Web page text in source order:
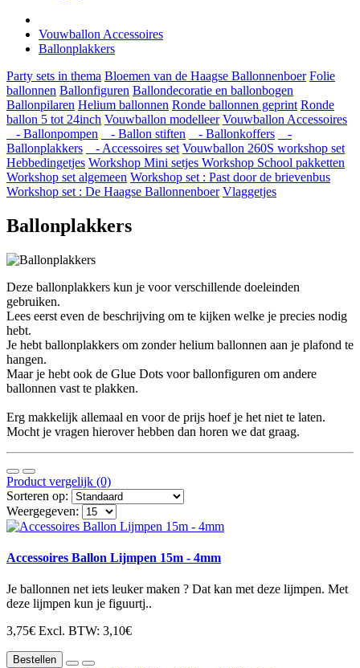
Vouwballon Accessoires
Ballonplakkers
Party sets in thema Bloemen van de Haagse Ballonnenboer Folie
ballonnen Ballonfiguren Ballondecoratie en ballonbogen
Ballonpilaren Helium ballonnen Ronde ballonnen geprint Ronde
ballon 5 tot 24inch Vouwballon modelleer Vouwballon Accessoires
- Ballonpompen
- Ballon stiften - Ballonkoffers
-
Ballonplakkers
- Accessoires set Vouwballon 260S workshop set
Hebbedingetjes Workshop Mini setjes Workshop School pakketten
Workshop set algemeen Workshop set : Past door de brievenbus
Workshop set : De Haagse Ballonnenboer Vlaggetjes
Ballonplakkers
Deze ballonplakkers kun je voor verschillende doeleinden
gebruiken.
Lees eerst even de beschrijving om te kijken welke je precies nodig
hebt.
Je hebt ballonplakkers om zonder helium ballonnen aan je plafond te
hangen.
Maar je hebt ook de Glue Dots voor ballonfiguren om andere
ballonnen vast te plakken.
Erg makkelijk allemaal en voor de prijs hoef je het niet te laten.
Mocht je vragen hierover hebben dan horen we dat graag.
Product vergelijk (0)
Sorteren op:
Weergegeven:
Accessoires Ballon Lijmpen 15m - 4mm
Je ballonnen net iets leuker maken ? Dat kan met deze lijmpen. Met
deze lijmpen kun je figuurtj..
3,75€ Excl. BTW: 3,10€
Bestellen